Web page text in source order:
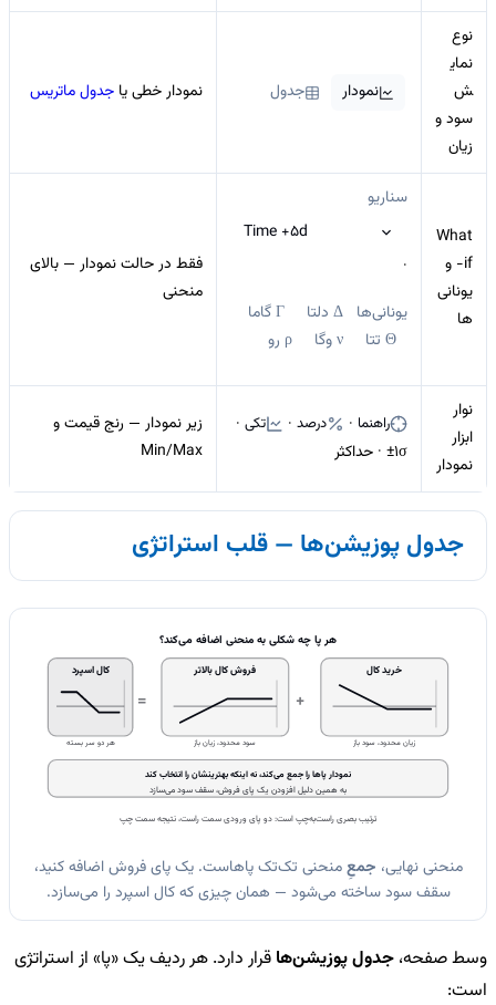
نوع
نمای
ش
سود و
زیان
نمودار جدول نمودار خطی یا جدول ماتریس
What
-if و
یونانی‌
ها
سناریو
Time +5d
·
یونانی‌ها
Δ دلتا
Γ گاما
Θ تتا
ν وگا ρ رو
فقط در حالت نمودار — بالای
منحنی
نوار
ابزار
نمودار
راهنما · درصد · تکی ·
±1σ · حداکثر
زیر نمودار — رنج قیمت و
Min/Max
جدول پوزیشن‌ها — قلب استراتژی
هر پا چه شکلی به منحنی اضافه می‌کند؟
خرید کال
زیان محدود، سود باز
+
فروش کال بالاتر
سود محدود، زیان باز
=
کال اسپرد
هر دو سر بسته
نمودار پاها را جمع می‌کند، نه اینکه بهترینشان را انتخاب کند
به همین دلیل افزودن یک پای فروش، سقف سود می‌سازد
ترتیب بصری راست‌به‌چپ است: دو پای ورودی سمت راست، نتیجه سمت چپ
منحنی نهایی، جمعِمنحنی تک‌تک پاهاست. یک پای فروش اضافه کنید،
سقف سود ساخته می‌شود — همان چیزی که کال اسپرد را می‌سازد.
وسط صفحه، جدول پوزیشن‌ها قرار دارد. هر ردیف یک «پا» از استراتژی
است: